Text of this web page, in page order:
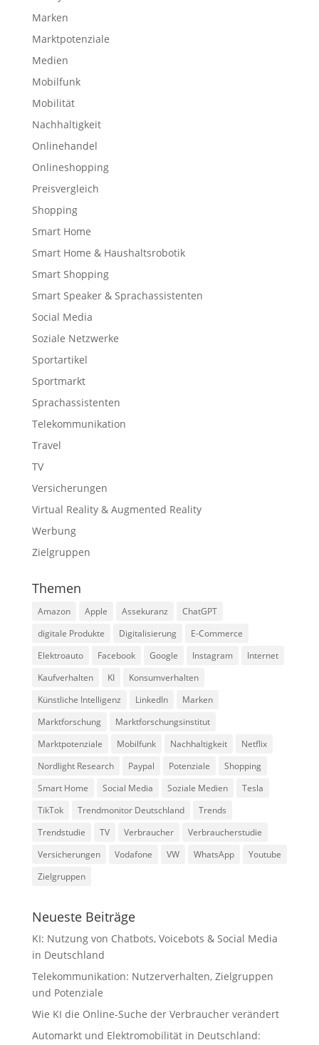
Marken
Marktpotenziale
Medien
Mobilfunk
Mobilität
Nachhaltigkeit
Onlinehandel
Onlineshopping
Preisvergleich
Shopping
Smart Home
Smart Home & Haushaltsrobotik
Smart Shopping
Smart Speaker & Sprachassistenten
Social Media
Soziale Netzwerke
Sportartikel
Sportmarkt
Sprachassistenten
Telekommunikation
Travel
TV
Versicherungen
Virtual Reality & Augmented Reality
Werbung
Zielgruppen
Themen
Amazon Apple Assekuranz
ChatGPT
digitale Produkte
Digitalisierung
E-Commerce
Elektroauto
Facebook Google Instagram
Internet
Kaufverhalten
KI
Konsumverhalten
Künstliche Intelligenz
LinkedIn
Marken
Marktforschung
Marktforschungsinstitut
Marktpotenziale
Mobilfunk Nachhaltigkeit
Netflix
Nordlight Research
Paypal Potenziale
Shopping
Smart Home
Social Media Soziale Medien
Tesla
TikTok
Trendmonitor Deutschland
Trends
Trendstudie
TV Verbraucher
Verbraucherstudie
Versicherungen
Vodafone VW WhatsApp
Youtube
Zielgruppen
Neueste Beiträge
KI: Nutzung von Chatbots, Voicebots & Social Media
in Deutschland
Telekommunikation: Nutzerverhalten, Zielgruppen
und Potenziale
Wie KI die Online-Suche der Verbraucher verändert
Automarkt und Elektromobilität in Deutschland: